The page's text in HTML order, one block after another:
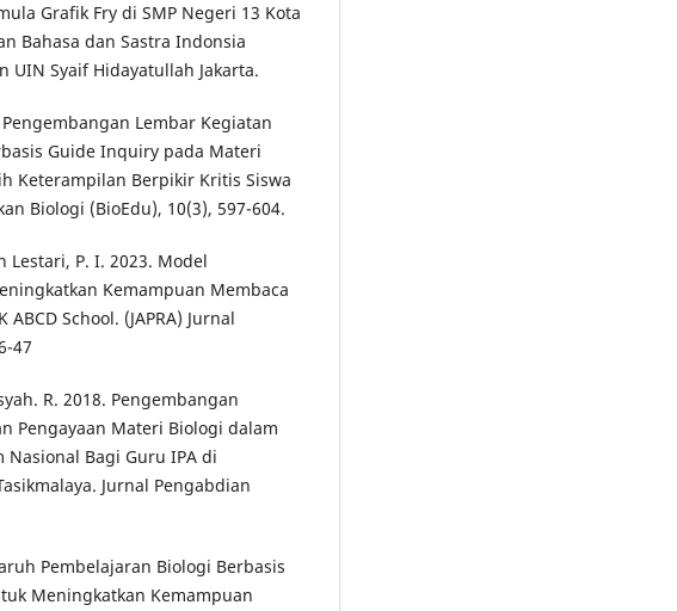
Grafik Fry di SMP Negeri 13 Kota
Bahasa dan Sastra Indonsia
UIN Syaif Hidayatullah Jakarta.
Lembar Kegiatan
Guide Inquiry pada Materi
Keterampilan Berpikir Kritis Siswa
Biologi (BioEdu), 10(3), 597-604.
Lestari, P. I. 2023. Model
Kemampuan Membaca
School. (JAPRA) Jurnal
47
R. 2018. Pengembangan
Pengayaan Materi Biologi dalam
Nasional Bagi Guru IPA di
Jurnal Pengabdian
Pembelajaran Biologi Berbasis
Meningkatkan Kemampuan